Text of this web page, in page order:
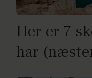
Her er 7
har